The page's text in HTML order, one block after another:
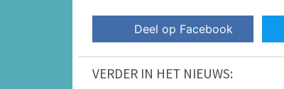
Deel op Facebook
VERDER IN HET NIEUWS: